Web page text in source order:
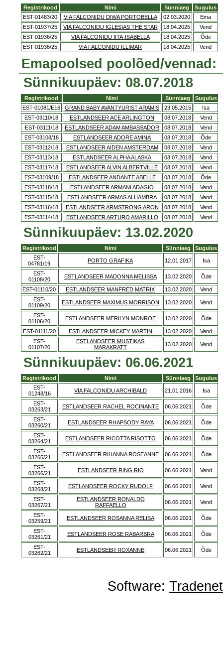
Registrikood Nimi Sünniaeg
Sugulus
EST-01483/20
VIA FALCONIDU DIWA PORTOBELLA 02.03.2020
Ema
EST-01937/25
VIA FALCONIDU IGLESIAS THE STAR 18.04.2025
Vend
EST-01936/25
VIA FALCONIDU IITA-ISABELLA 18.04.2025
Õde
EST-01938/25
VIA FALCONIDU ILLIMAR 18.04.2025 Vend
Emapoolsed poolõed/vennad:
Sünnikuupäev: 08.07.2018
Registrikood Nimi Sünniaeg
Sugulus
EST-01081/E16
GRAND BABY AVANTYURIST ARAMIS 23.05.2015
Isa
EST-03110/18
ESTLANDSEER ACE ARLINGTON 08.07.2018
Vend
EST-03111/18
ESTLANDSEER ADAM AMBASSADOR 08.07.2018
Vend
EST-03108/18
ESTLANDSEER ADORE AMINA 08.07.2018
Õde
EST-03112/18
ESTLANDSEER AIDEN AMSTERDAM 08.07.2018
Vend
EST-03113/18
ESTLANDSEER ALPHA ALASKA 08.07.2018
Vend
EST-03117/18
ESTLANDSEER ALVIN ALBERTVILLE 08.07.2018
Vend
EST-03109/18
ESTLANDSEER ANDANTE ABELLE 08.07.2018
Õde
EST-03118/18
ESTLANDSEER ARMANI ADAGIO 08.07.2018
Vend
EST-03115/18
ESTLANDSEER ARMAS ALHAMBRA 08.07.2018
Vend
EST-03116/18
ESTLANDSEER ARMSTRONG ARON 08.07.2018
Vend
EST-03114/18
ESTLANDSEER ARTURO AMARILLO 08.07.2018 Vend
Sünnikuupäev: 13.02.2020
Registrikood Nimi Sünniaeg
Sugulus
EST-
04781/19
PORTO GRAFIKA 12.01.2017 Isa
EST-
01108/20
ESTLANDSEER MADONNA MELISSA 13.02.2020 Õde
EST-01110/20 ESTLANDSEER MANFRED MATRIX 13.02.2020
Vend
EST-
01109/20
ESTLANDSEER MAXIMUS MORRISON 13.02.2020 Vend
EST-
01106/20
ESTLANDSEER MERILYN MONROE 13.02.2020 Õde
EST-01111/20 ESTLANDSEER MICKEY MARTIN 13.02.2020
Vend
EST-
01107/20
ESTLANDSEER MUSTIKAS
MARAKRATT
13.02.2020 Vend
Sünnikuupäev: 06.06.2021
Registrikood Nimi Sünniaeg
Sugulus
EST-
01248/16
VIA FALCONIDU ARCHIBALD 21.01.2016 Isa
EST-
03263/21
ESTLANDSEER RACHEL ROCINANTE 06.06.2021 Õde
EST-
03260/21
ESTLANDSEER RHAPSODY RAYA 06.06.2021 Õde
EST-
03264/21
ESTLANDSEER RICOTTA RISOTTO 06.06.2021 Õde
EST-
03265/21
ESTLANDSEER RIHANNA ROSEANNE 06.06.2021 Õde
EST-
03266/21
ESTLANDSEER RING RIO 06.06.2021 Vend
EST-
03268/21
ESTLANDSEER ROCKY RUDOLF 06.06.2021 Vend
EST-
03267/21
ESTLANDSEER RONALDO
RAFFAELLO
06.06.2021 Vend
EST-
03259/21
ESTLANDSEER ROSANNA RELISA 06.06.2021 Õde
EST-
03261/21
ESTLANDSEER ROSE RABARBRA 06.06.2021 Õde
EST-
03262/21
ESTLANDSEER ROXANNE 06.06.2021 Õde
Software: